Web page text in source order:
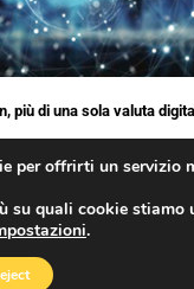
più di una sola valuta
per offrirti un servizio
su quali cookie stiamo
.